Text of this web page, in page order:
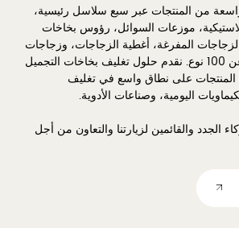
من المنتجات عبر سبع سلاسل رئيسية،
موزعات السوائل، رؤوس بخاخات
المفرغة، أغطية الزجاجات، وزجاجات
نقدم حلول تغليف بخاخات التجميل
على نطاق واسع في تغليف
اليومية، وصناعات الأدوية.
الجدد والقائمين لزيارتنا والتعاون من أجل